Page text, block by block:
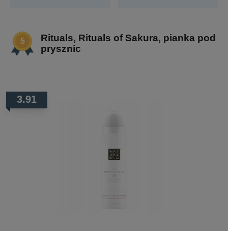
Rituals, Rituals of Sakura, pianka pod
prysznic
3.91